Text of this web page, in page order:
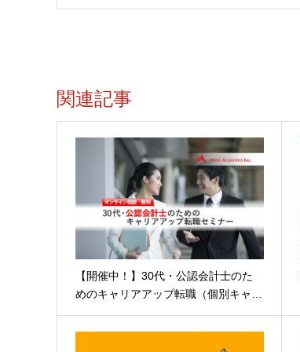
関連記事
【開催中！】30代・公認会計士のた
めのキャリアアップ転職（個別キャ…